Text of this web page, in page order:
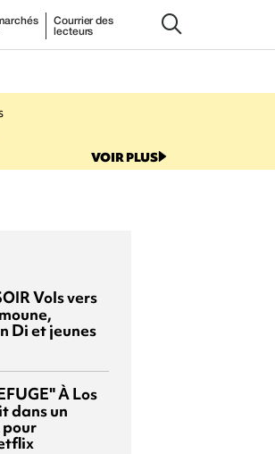
Courrier des
lecteurs
VOIR PLUS
Vols vers
Di et jeunes
À Los
dans un